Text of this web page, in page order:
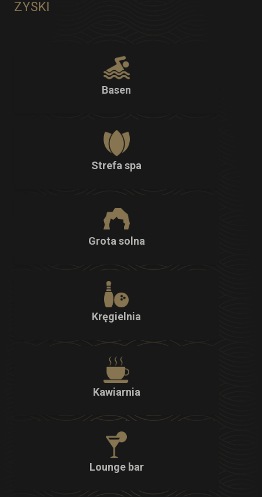
ZYSKI
Basen
Strefa spa
Grota solna
Kręgielnia
Kawiarnia
Lounge bar